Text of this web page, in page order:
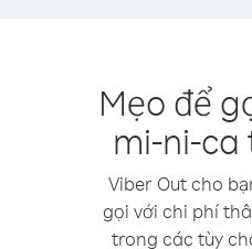
Mẹo để
mi-ni-ca
Viber Out cho
gọi với chi phí
trong các tùy